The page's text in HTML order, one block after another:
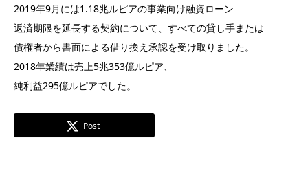
2019年9月には1.18兆ルピアの事業向け融資ローン
返済期限を延長する契約について、すべての貸し手または
債権者から書面による借り換え承認を受け取りました。
2018年業績は売上5兆353億ルピア、
純利益295億ルピアでした。
Post